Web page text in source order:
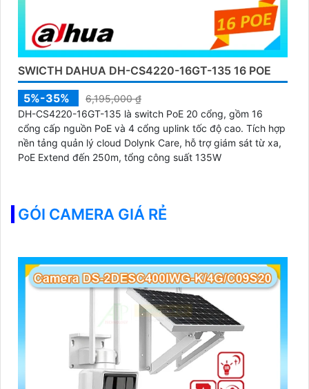
SWICTH DAHUA DH-CS4220-16GT-135 16 POE
5%-35%
6,195,000 ₫
DH-CS4220-16GT-135 là switch PoE 20 cổng, gồm 16
cổng cấp nguồn PoE và 4 cổng uplink tốc độ cao. Tích hợp
nền tảng quản lý cloud Dolynk Care, hỗ trợ giám sát từ xa,
PoE Extend đến 250m, tổng công suất 135W
GÓI CAMERA GIÁ RẺ